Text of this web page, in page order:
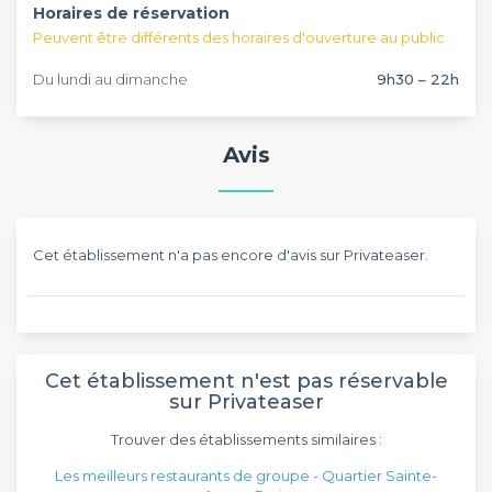
végétariens apprécieront le vegetable biryani et les menus
tandoori seront pour les plus gourmands.
Horaires de réservation
Peuvent être différents des horaires d'ouverture au public
Du lundi au dimanche 9h30 – 22h
Avis
Cet établissement n'a pas encore d'avis sur Privateaser.
Cet établissement n'est pas réservable
sur Privateaser
Trouver des établissements similaires :
Les meilleurs restaurants de groupe - Quartier Sainte-